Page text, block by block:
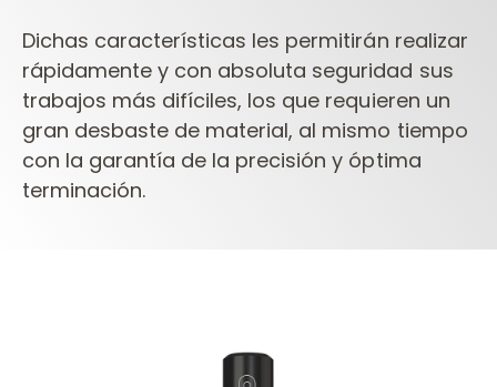
Dichas características les permitirán realizar
rápidamente y con absoluta seguridad sus
trabajos más difíciles, los que requieren un
gran desbaste de material, al mismo tiempo
con la garantía de la precisión y óptima
terminación.